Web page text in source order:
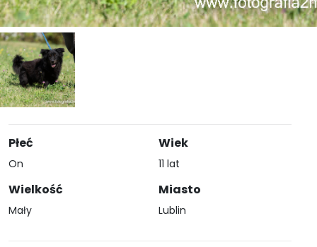
Płeć
On
Wielkość
Mały
Wiek
11 lat
Miasto
Lublin